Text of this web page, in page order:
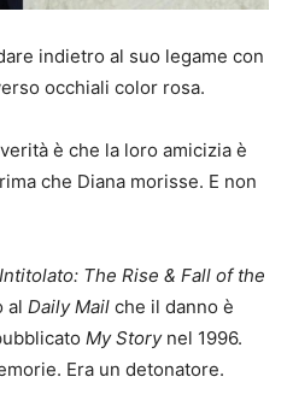
indietro al suo legame con
occhiali color rosa.
è che la loro amicizia è
che Diana morisse. E non
Intitolato: The Rise & Fall of the
al Daily Mail che il danno è
My Storynel 1996.
Era un detonatore.